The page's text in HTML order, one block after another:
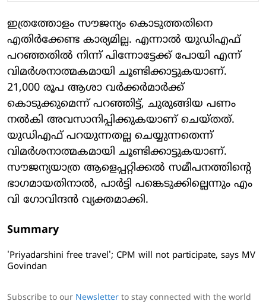
ഇത്രത്തോളം സൗജന്യം കൊടുത്തതിനെ
എതിര്‍ക്കേണ്ട കാര്യമില്ല. എന്നാല്‍ യുഡിഎഫ്
പറഞ്ഞതില്‍ നിന്ന് പിന്നോട്ടേക്ക് പോയി എന്ന്
വിമര്‍ശനാത്മകമായി ചൂണ്ടിക്കാട്ടുകയാണ്.
21,000 രൂപ ആശാ വര്‍ക്കര്‍മാര്‍ക്ക്
കൊടുക്കുമെന്ന് പറഞ്ഞിട്ട്, ചുരുങ്ങിയ പണം
നല്‍കി അവസാനിപ്പിക്കുകയാണ് ചെയ്തത്.
യുഡിഎഫ് പറയുന്നതല്ല ചെയ്യുന്നതെന്ന്
വിമര്‍ശനാത്മകമായി ചൂണ്ടിക്കാട്ടുകയാണ്.
സൗജന്യയാത്ര ആളെപ്പറ്റിക്കല്‍ സമീപനത്തിന്റെ
ഭാഗമായതിനാല്‍, പാര്‍ട്ടി പങ്കെടുക്കില്ലെന്നും എം
വി ഗോവിന്ദന്‍ വ്യക്തമാക്കി.
Summary
'Priyadarshini free travel'; CPM will not participate, says MV
Govindan
Subscribe to our Newsletter to stay connected with the world